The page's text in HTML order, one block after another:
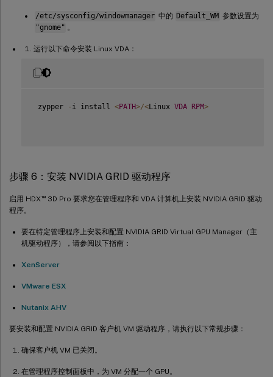
/etc/sysconfig/windowmanager 中的 Default_WM 参数设置为
"gnome" 。
运行以下命令安装 Linux VDA：
zypper - i install <PATH>/<Linux VDA RPM>
步骤 6：安装 NVIDIA GRID 驱动程序
启用 HDX™3D Pro 要求您在管理程序和 VDA 计算机上安装 NVIDIA GRID 驱动
程序。
要在特定管理程序上安装和配置 NVIDIA GRID Virtual GPU Manager（主
机驱动程序），请参阅以下指南：
XenServer
VMware ESX
Nutanix AHV
要安装和配置 NVIDIA GRID 客户机 VM 驱动程序，请执行以下常规步骤：
确保客户机 VM 已关闭。
在管理程序控制面板中，为 VM 分配一个 GPU。